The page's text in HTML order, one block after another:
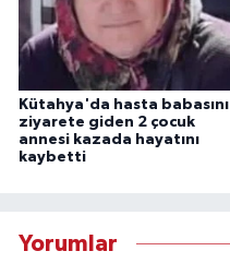
Kütahya'da hasta babasını
ziyarete giden 2 çocuk
annesi kazada hayatını
kaybetti
Yorumlar